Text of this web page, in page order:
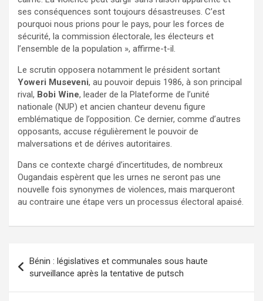
ses conséquences sont toujours désastreuses. C’est
pourquoi nous prions pour le pays, pour les forces de
sécurité, la commission électorale, les électeurs et
l’ensemble de la population », affirme-t-il.
Le scrutin opposera notamment le président sortant
Yoweri Museveni, au pouvoir depuis 1986, à son principal
rival, Bobi Wine, leader de la Plateforme de l’unité
nationale (NUP) et ancien chanteur devenu figure
emblématique de l’opposition. Ce dernier, comme d’autres
opposants, accuse régulièrement le pouvoir de
malversations et de dérives autoritaires.
Dans ce contexte chargé d’incertitudes, de nombreux
Ougandais espèrent que les urnes ne seront pas une
nouvelle fois synonymes de violences, mais marqueront
au contraire une étape vers un processus électoral apaisé.
Bénin : législatives et communales sous haute
surveillance après la tentative de putsch